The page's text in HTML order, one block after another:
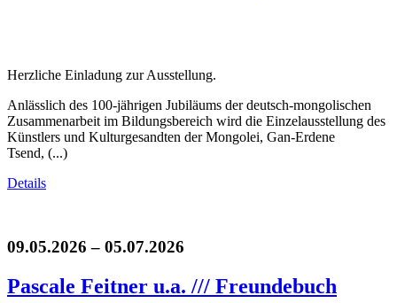
Herzliche Einladung zur Ausstellung.
Anlässlich des 100-jährigen Jubiläums der deutsch-mongolischen
Zusammenarbeit im Bildungsbereich wird die Einzelausstellung des
Künstlers und Kulturgesandten der Mongolei, Gan-Erdene
Tsend, (...)
Details
09.05.2026 – 05.07.2026
Pascale Feitner u.a. /// Freundebuch